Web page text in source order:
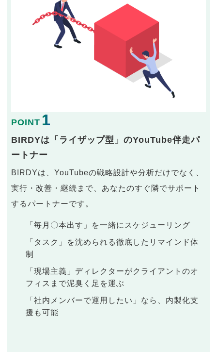
POINT 1
BIRDYは「ライザップ型」のYouTube伴走パ
ートナー
BIRDYは、YouTubeの戦略設計や分析だけでなく、
実行・改善・継続まで、あなたのすぐ隣でサポート
するパートナーです。
「毎月〇本出す」を一緒にスケジューリング
「タスク」を沈められる徹底したリマインド体
制
「現場主義」ディレクターがクライアントのオ
フィスまで泥臭く足を運ぶ
「社内メンバーで運用したい」なら、内製化支
援も可能